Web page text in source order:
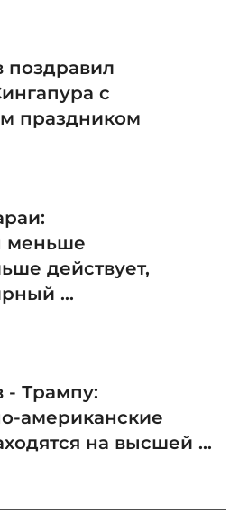
поздравил
с
праздником
меньше
действует,
...
- Трампу:
американские
на высшей ...